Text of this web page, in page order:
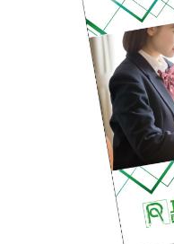
夏期講習
平常授業
イベント
合格実績
講師ブログ